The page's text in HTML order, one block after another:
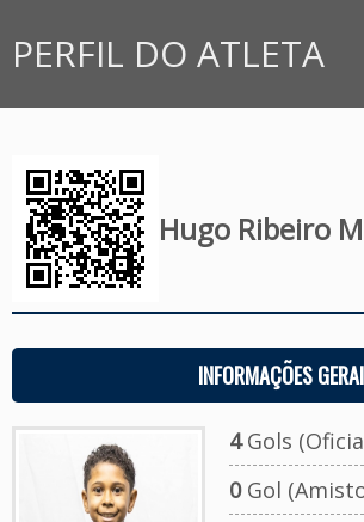
PERFIL DO ATLETA
Hugo Ribeiro
INFORMAÇÕES
4Gols
0Gol